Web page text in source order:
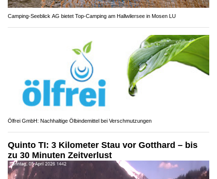
Camping-Seeblick AG bietet Top-Camping am Hallwilersee in Mosen LU
Ölfrei GmbH: Nachhaltige Ölbindemittel bei Verschmutzungen
Quinto TI: 3 Kilometer Stau vor Gotthard – bis
zu 30 Minuten Zeitverlust